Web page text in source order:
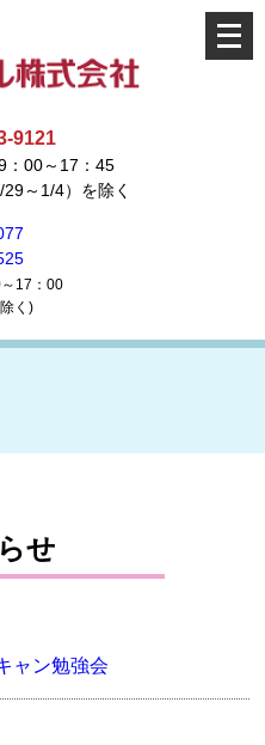
9121
：00～17：45
～1/4）を除く
17：00
く)
メ
ニ
せ
ャン勉強会